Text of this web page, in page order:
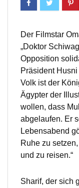
Der Filmstar
„Doktor
Opposition
Präsident
Volk ist der
Ägypter der
wollen, dass
abgelaufen. Er
Lebensabend
Ruhe zu
und zu reisen.“
Sharif, der sich